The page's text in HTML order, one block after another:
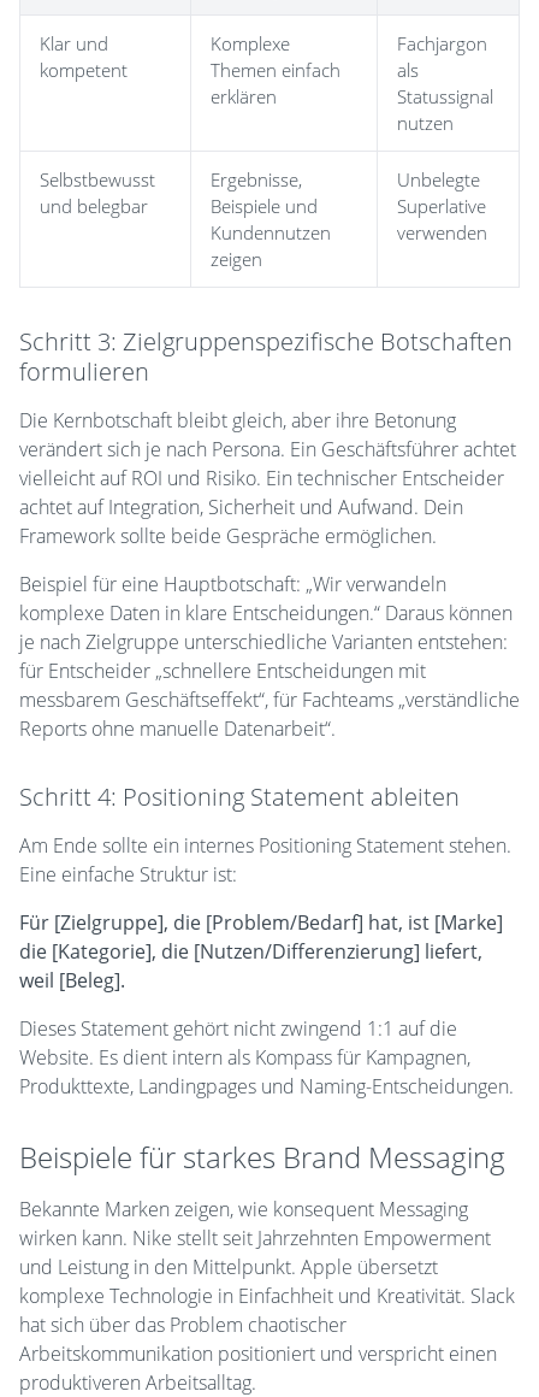
Klar und
kompetent
Komplexe
Themen einfach
erklären
Fachjargon
als
Statussignal
nutzen
Selbstbewusst
und belegbar
Ergebnisse,
Beispiele und
Kundennutzen
zeigen
Unbelegte
Superlative
verwenden
Schritt 3: Zielgruppenspezifische Botschaften
formulieren
Die Kernbotschaft bleibt gleich, aber ihre Betonung
verändert sich je nach Persona. Ein Geschäftsführer achtet
vielleicht auf ROI und Risiko. Ein technischer Entscheider
achtet auf Integration, Sicherheit und Aufwand. Dein
Framework sollte beide Gespräche ermöglichen.
Beispiel für eine Hauptbotschaft: „Wir verwandeln
komplexe Daten in klare Entscheidungen.“ Daraus können
je nach Zielgruppe unterschiedliche Varianten entstehen:
für Entscheider „schnellere Entscheidungen mit
messbarem Geschäftseffekt“, für Fachteams „verständliche
Reports ohne manuelle Datenarbeit“.
Schritt 4: Positioning Statement ableiten
Am Ende sollte ein internes Positioning Statement stehen.
Eine einfache Struktur ist:
Für [Zielgruppe], die [Problem/Bedarf] hat, ist [Marke]
die [Kategorie], die [Nutzen/Differenzierung] liefert,
weil [Beleg].
Dieses Statement gehört nicht zwingend 1:1 auf die
Website. Es dient intern als Kompass für Kampagnen,
Produkttexte, Landingpages und Naming-Entscheidungen.
Beispiele für starkes Brand Messaging
Bekannte Marken zeigen, wie konsequent Messaging
wirken kann. Nike stellt seit Jahrzehnten Empowerment
und Leistung in den Mittelpunkt. Apple übersetzt
komplexe Technologie in Einfachheit und Kreativität. Slack
hat sich über das Problem chaotischer
Arbeitskommunikation positioniert und verspricht einen
produktiveren Arbeitsalltag.